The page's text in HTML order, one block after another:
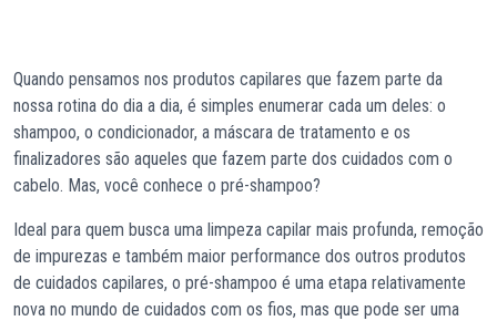
Quando pensamos nos produtos capilares que fazem parte da
nossa rotina do dia a dia, é simples enumerar cada um deles: o
shampoo, o condicionador, a máscara de tratamento e os
finalizadores são aqueles que fazem parte dos cuidados com o
cabelo. Mas, você conhece o pré-shampoo?
Ideal para quem busca uma limpeza capilar mais profunda, remoção
de impurezas e também maior performance dos outros produtos
de cuidados capilares, o pré-shampoo é uma etapa relativamente
nova no mundo de cuidados com os fios, mas que pode ser uma